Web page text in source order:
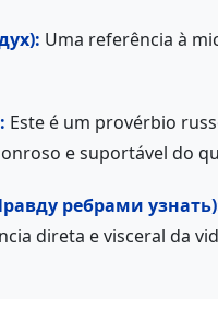
Uma referência à
Este é um provérbio
e suportável do
ребрами
direta e visceral da